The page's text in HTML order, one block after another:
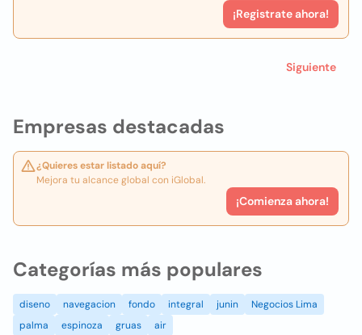
Empresas destacadas
¿Quieres estar listado aquí?
Mejora tu alcance global con iGlobal.
¡Comienza ahora!
¡Registrate ahora!
Siguiente
Categorías más populares
diseno navegacion fondo integral junin
Negocios Lima
palma
espinoza gruas air